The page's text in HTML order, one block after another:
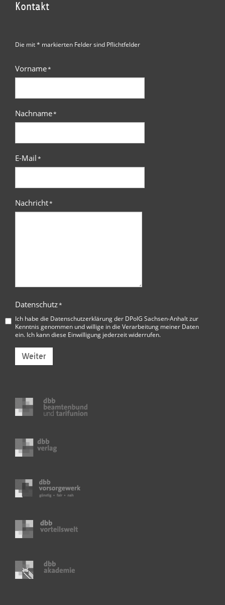
Kontakt
Die mit * markierten Felder sind Pflichtfelder
Vorname*
Nachname*
E-Mail*
Nachricht*
Datenschutz*
Ich habe die Datenschutzerklärung der DPolG Sachsen-Anhaltzur
Kenntnis genommen und willige in die Verarbeitung meiner Daten
ein. Ich kann diese Einwilligung jederzeit widerrufen.
Weiter